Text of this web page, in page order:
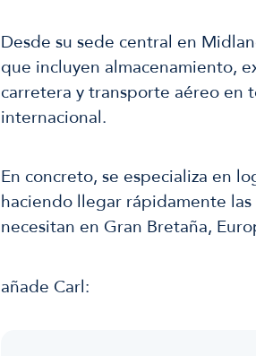
Desde su sede central en
que incluyen almacenamiento,
carretera y transporte aéreo en
internacional.
En concreto, se especializa en
haciendo llegar rápidamente
necesitan en Gran Bretaña,
añade Carl: